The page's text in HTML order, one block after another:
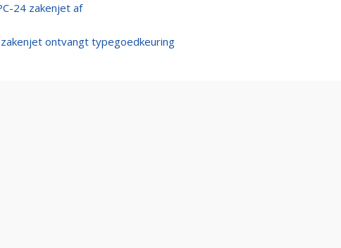
24 zakenjet af
ontvangt typegoedkeuring